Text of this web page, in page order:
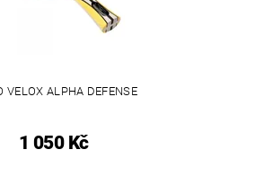
VELOX ALPHA DEFENSE
1 050 Kč